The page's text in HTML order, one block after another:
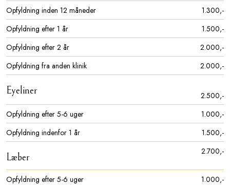
Opfyldning inden 12 måneder
1.300,-​
Opfyldning efter 1 år​​
1.500,-​
Opfyldning efter 2 år​​
2.000,-​
Opfyldning fra anden klinik
2.000,-​
Eyeliner
2.500,-​
Opfyldning efter 5-6 uger
1.000,-​
Opfyldning indenfor 1 år
1.500,-​
Læber
2.700,-​
Opfyldning efter 5-6 uger
1.000,-​